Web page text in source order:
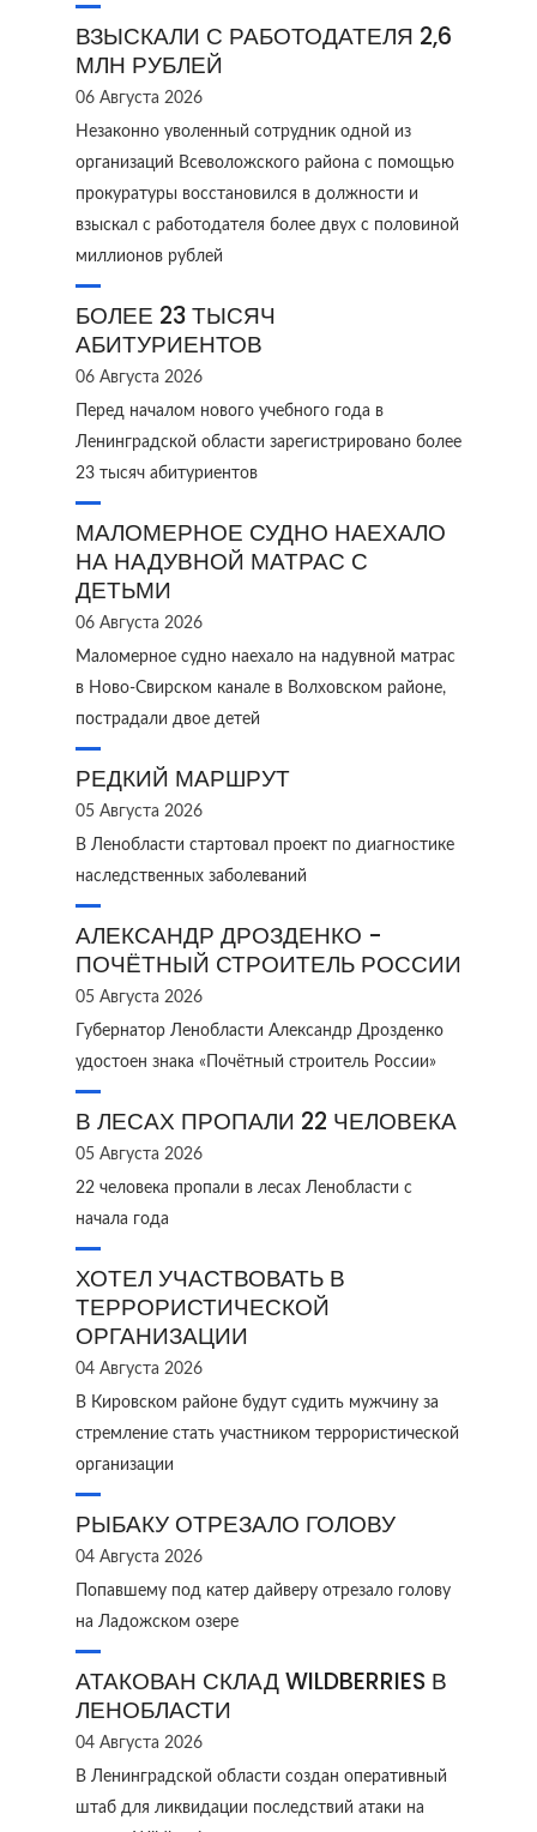
ВЗЫСКАЛИ С РАБОТОДАТЕЛЯ 2,6
МЛН РУБЛЕЙ
06 Августа 2026
Незаконно уволенный сотрудник одной из
организаций Всеволожского района с помощью
прокуратуры восстановился в должности и
взыскал с работодателя более двух с половиной
миллионов рублей
БОЛЕЕ 23 ТЫСЯЧ
АБИТУРИЕНТОВ
06 Августа 2026
Перед началом нового учебного года в
Ленинградской области зарегистрировано более
23 тысяч абитуриентов
МАЛОМЕРНОЕ СУДНО НАЕХАЛО
НА НАДУВНОЙ МАТРАС С
ДЕТЬМИ
06 Августа 2026
Маломерное судно наехало на надувной матрас
в Ново‑Свирском канале в Волховском районе,
пострадали двое детей
РЕДКИЙ МАРШРУТ
05 Августа 2026
В Ленобласти стартовал проект по диагностике
наследственных заболеваний
АЛЕКСАНДР ДРОЗДЕНКО -
ПОЧЁТНЫЙ СТРОИТЕЛЬ РОССИИ
05 Августа 2026
Губернатор Ленобласти Александр Дрозденко
удостоен знака «Почётный строитель России»
В ЛЕСАХ ПРОПАЛИ 22 ЧЕЛОВЕКА
05 Августа 2026
22 человека пропали в лесах Ленобласти с
начала года
ХОТЕЛ УЧАСТВОВАТЬ В
ТЕРРОРИСТИЧЕСКОЙ
ОРГАНИЗАЦИИ
04 Августа 2026
В Кировском районе будут судить мужчину за
стремление стать участником террористической
организации
РЫБАКУ ОТРЕЗАЛО ГОЛОВУ
04 Августа 2026
Попавшему под катер дайверу отрезало голову
на Ладожском озере
АТАКОВАН СКЛАД WILDBERRIES В
ЛЕНОБЛАСТИ
04 Августа 2026
В Ленинградской области создан оперативный
штаб для ликвидации последствий атаки на